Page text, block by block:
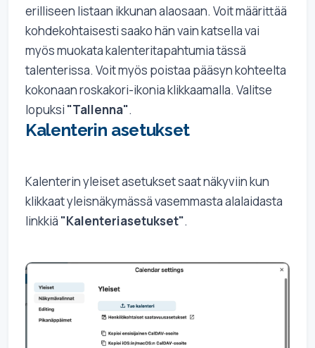
erilliseen listaan ikkunan alaosaan. Voit määrittää
kohdekohtaisesti saako hän vain katsella vai
myös muokata kalenteritapahtumia tässä
talenterissa. Voit myös poistaa pääsyn kohteelta
kokonaan roskakori-ikonia klikkaamalla. Valitse
lopuksi "Tallenna".
Kalenterin asetukset
Kalenterin yleiset asetukset saat näkyviin kun
klikkaat yleisnäkymässä vasemmasta alalaidasta
linkkiä "Kalenteriasetukset".